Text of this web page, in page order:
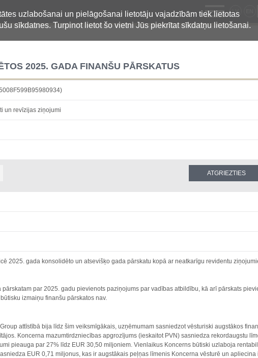
uzlabošanai un pielāgošanai lietotāju vajadzībām tiek lietotas
sīkdatnes. Turpinot lietot šo vietni Jūs piekrītat sīkdatņu lietošanai.
LV
2025. GADA FINANŠU PĀRSKATUS
un revīzijas ziņojumi
2025. gada konsolidēto un atsevišķo gada pārskatu kopā ar neatkarīgu revidentu
pārskatam par 2025. gadu pievienots paziņojums par vadības atbildību, kā arī pārskats
izmaiņu finanšu pārskatos nav.
attīstībā bija līdz šim veiksmīgākais, uzņēmumam sasniedzot vēsturiski augstākos
Koncerna mazumtirdzniecības apgrozījums (ieskaitot PVN) sasniedza rekordaugstu
pieauga par 27% līdz EUR 30,50 miljoniem. Vienlaikus Koncerns būtiski uzlaboja
EUR 0,71 miljonus, kas ir augstākais peļņas līmenis Koncerna vēsturē un